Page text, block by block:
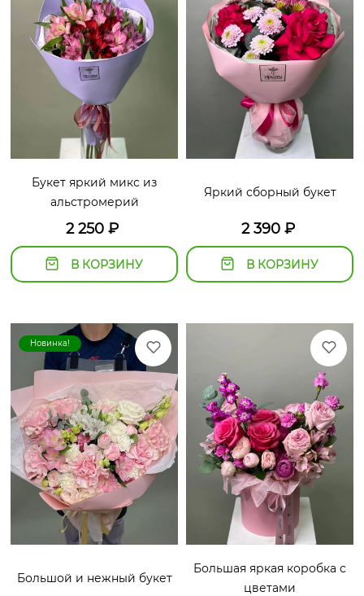
Букет яркий микс из
альстромерий
2 250 ₽
В КОРЗИНУ
Яркий сборный букет
2 390₽
В КОРЗИНУ
Новинка!
Большой и нежный букет
Большая яркая коробка с
цветами